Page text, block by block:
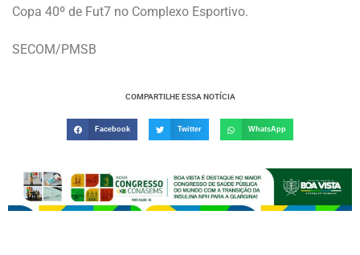
Copa 40º de Fut7 no Complexo Esportivo.
SECOM/PMSB
COMPARTILHE ESSA NOTÍCIA
Facebook Twitter WhatsApp